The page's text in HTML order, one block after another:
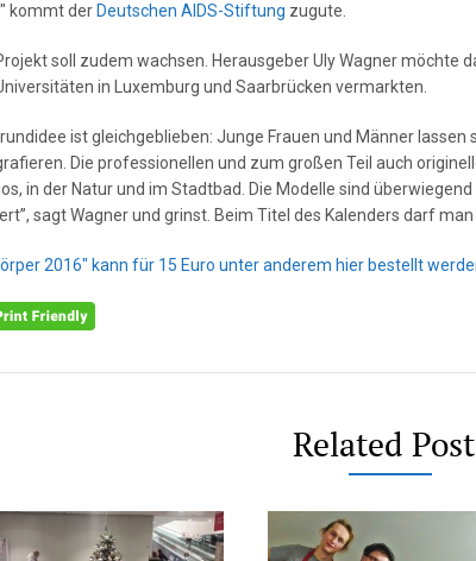
kommt der Deutschen AIDS-Stiftung zugute.
soll zudem wachsen. Herausgeber Uly Wagner möchte
in Luxemburg und Saarbrücken vermarkten.
ist gleichgeblieben: Junge Frauen und Männer
Die professionellen und zum großen Teil auch
in der Natur und im Stadtbad. Die Modelle sind
sagt Wagner und grinst. Beim Titel des Kalenders darf
2016″ kann für 15 Euro unter anderem hier bestellt
Related